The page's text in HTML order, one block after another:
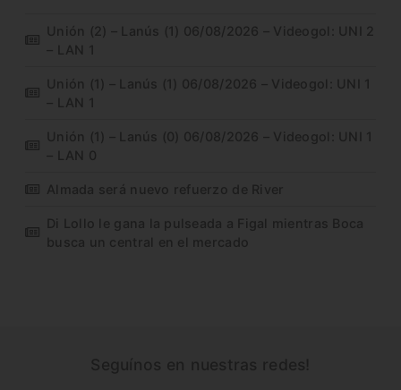
Unión (2) – Lanús (1) 06/08/2026 – Videogol: UNI 2
– LAN 1
Unión (1) – Lanús (1) 06/08/2026 – Videogol: UNI 1
– LAN 1
Unión (1) – Lanús (0) 06/08/2026 – Videogol: UNI 1
– LAN 0
Almada será nuevo refuerzo de River
Di Lollo le gana la pulseada a Figal mientras Boca
busca un central en el mercado